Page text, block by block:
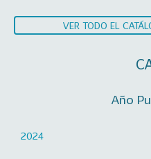
VER TODO EL
Año
2024